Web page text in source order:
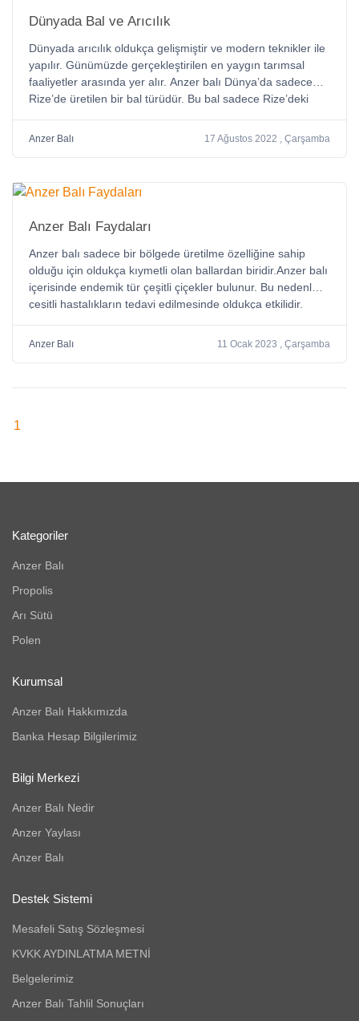
Dünyada Bal ve Arıcılık
Dünyada arıcılık oldukça gelişmiştir ve modern teknikler ile
yapılır. Günümüzde gerçekleştirilen en yaygın tarımsal
faaliyetler arasında yer alır. Anzer balı Dünya’da sadece
Rize’de üretilen bir bal türüdür. Bu bal sadece Rize’deki
çok bal üreten ülke Çin’dir
Anzer Balı 17 Ağustos 2022 , Çarşamba
Anzer Balı Faydaları
Anzer balı sadece bir bölgede üretilme özelliğine sahip
olduğu için oldukça kıymetli olan ballardan biridir.Anzer balı
içerisinde endemik tür çeşitli çiçekler bulunur. Bu nedenle
çeşitli hastalıkların tedavi edilmesinde oldukça etkilidir.
gibi bir durum söz konusu değildir.
Anzer Balı 11 Ocak 2023 , Çarşamba
1
Kategoriler
Anzer Balı
Propolis
Arı Sütü
Polen
Kurumsal
Anzer Balı Hakkımızda
Banka Hesap Bilgilerimiz
Bilgi Merkezi
Anzer Balı Nedir
Anzer Yaylası
Anzer Balı
Destek Sistemi
Mesafeli Satış Sözleşmesi
KVKK AYDINLATMA METNİ
Belgelerimiz
Anzer Balı Tahlil Sonuçları